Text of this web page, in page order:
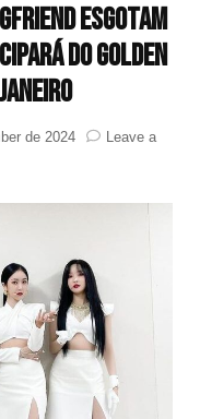
esgotam
do Golden
de 2024
Leave a